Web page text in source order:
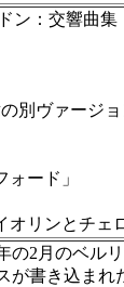
ン：交響曲集
別ヴァージョ
ード」
オリンとチ
2月のベ
書き込ま